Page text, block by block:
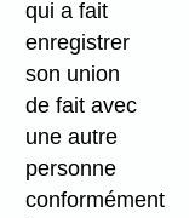
qui a fait
enregistrer
son union
de fait avec
une autre
personne
conformément